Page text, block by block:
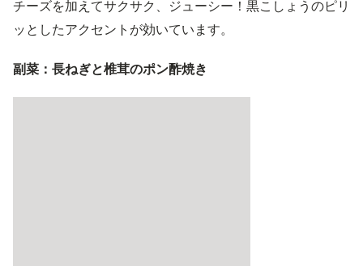
チーズを加えてサクサク、ジューシー！黒こしょうのピリ
ッとしたアクセントが効いています。
副菜：長ねぎと椎茸のポン酢焼き